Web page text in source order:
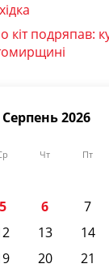
кіт подряпав:
Серпень 2026
Чт Пт
5 6 7
13 14
20 21